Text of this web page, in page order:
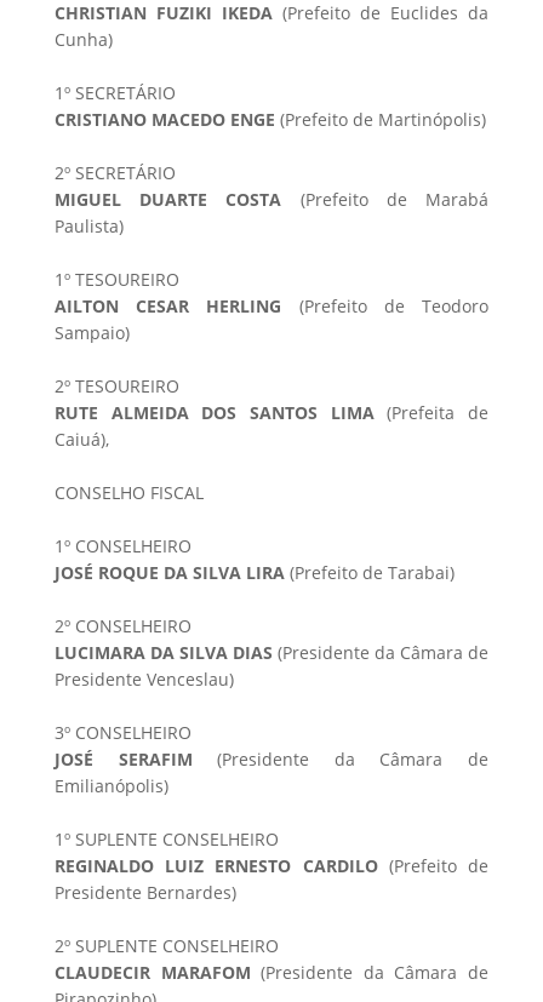
CHRISTIAN FUZIKI IKEDA (Prefeito de Euclides da
Cunha)
1º SECRETÁRIO
CRISTIANO MACEDO ENGE (Prefeito de Martinópolis)
2º SECRETÁRIO
MIGUEL DUARTE COSTA (Prefeito de Marabá
Paulista)
1º TESOUREIRO
AILTON CESAR HERLING (Prefeito de Teodoro
Sampaio)
2º TESOUREIRO
RUTE ALMEIDA DOS SANTOS LIMA(Prefeita de
Caiuá),
CONSELHO FISCAL
1º CONSELHEIRO
JOSÉ ROQUE DA SILVA LIRA (Prefeito de Tarabai)
2º CONSELHEIRO
LUCIMARA DA SILVA DIAS (Presidente da Câmara de
Presidente Venceslau)
3º CONSELHEIRO
JOSÉ SERAFIM(Presidente da Câmara de
Emilianópolis)
1º SUPLENTE CONSELHEIRO
REGINALDO LUIZ ERNESTO CARDILO(Prefeito de
Presidente Bernardes)
2º SUPLENTE CONSELHEIRO
CLAUDECIR MARAFOM (Presidente da Câmara de